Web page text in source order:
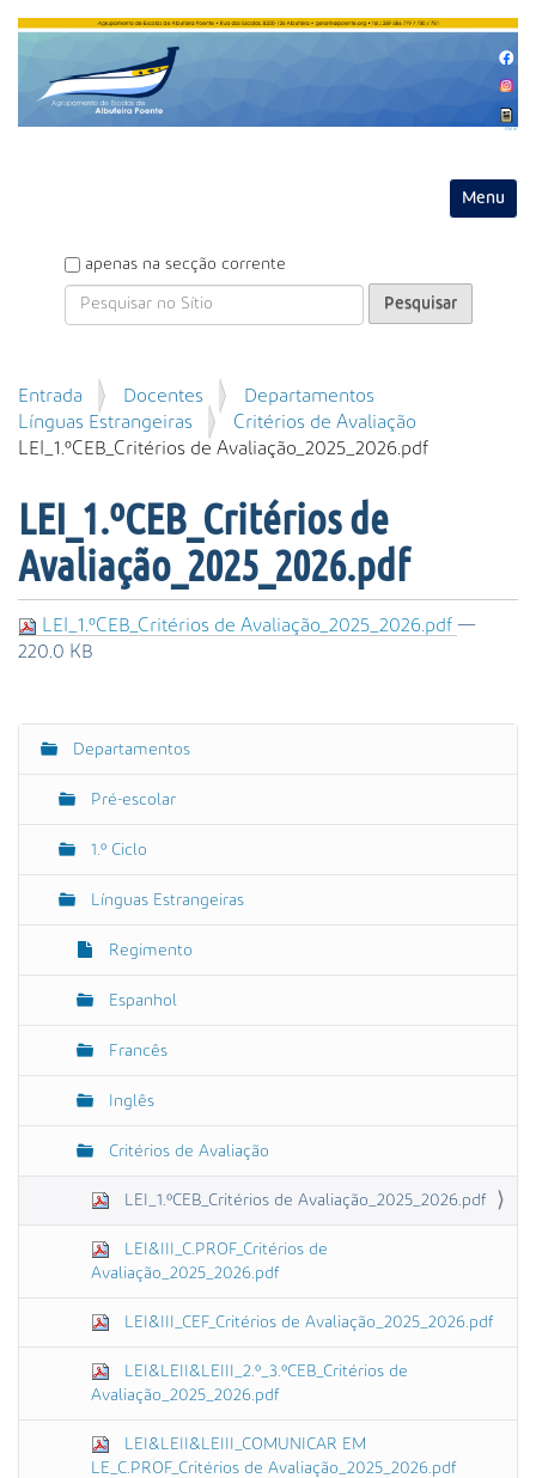
Toggle
P
e
i
s
a
apenas na secção corrente
P
e
s
a
A
v
a
a
Entrada Docentes
Departamentos
Línguas Estrangeiras
Critérios de Avaliação
LEI_1.ºCEB_Critérios de Avaliação_2025_2026.pdf
LEI_1.ºCEB_Critérios de
Avaliação_2025_2026.pdf
LEI_1.ºCEB_Critérios de Avaliação_2025_2026.pdf —
220.0 KB
N
Departamentos
Pré-escolar
1.º Ciclo
Línguas Estrangeiras
Regimento
Espanhol
Francês
Inglês
Critérios de Avaliação
LEI_1.ºCEB_Critérios de Avaliação_2025_2026.pdf
LEI&III_C.PROF_Critérios de
Avaliação_2025_2026.pdf
LEI&III_CEF_Critérios de Avaliação_2025_2026.pdf
LEI&LEII&LEIII_2.º_3.ºCEB_Critérios de
Avaliação_2025_2026.pdf
LEI&LEII&LEIII_COMUNICAR EM
LE_C.PROF_Critérios de Avaliação_2025_2026.pdf